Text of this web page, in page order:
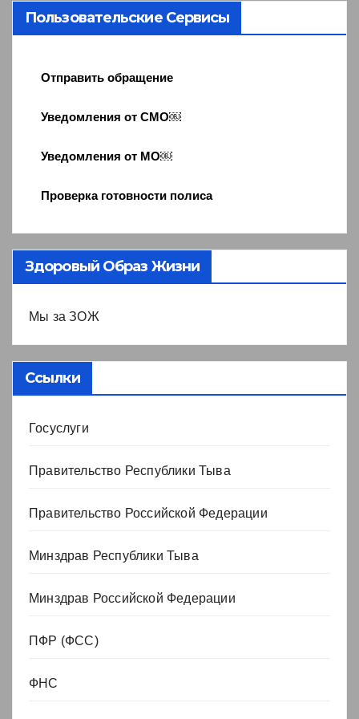
Пользовательские Сервисы
Отправить обращение
Уведомления от СМО￼
Уведомления от МО￼
Проверка готовности полиса
Здоровый Образ Жизни
Мы за ЗОЖ
Ссылки
Госуслуги
Правительство Республики Тыва
Правительство Российской Федерации
Минздрав Республики Тыва
Минздрав Российской Федерации
ПФР (ФСС)
ФНС